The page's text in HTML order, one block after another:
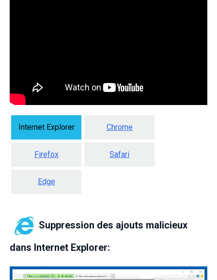
Internet Explorer Chrome
Firefox Safari
Edge
Suppression des ajouts malicieux
dans Internet Explorer: